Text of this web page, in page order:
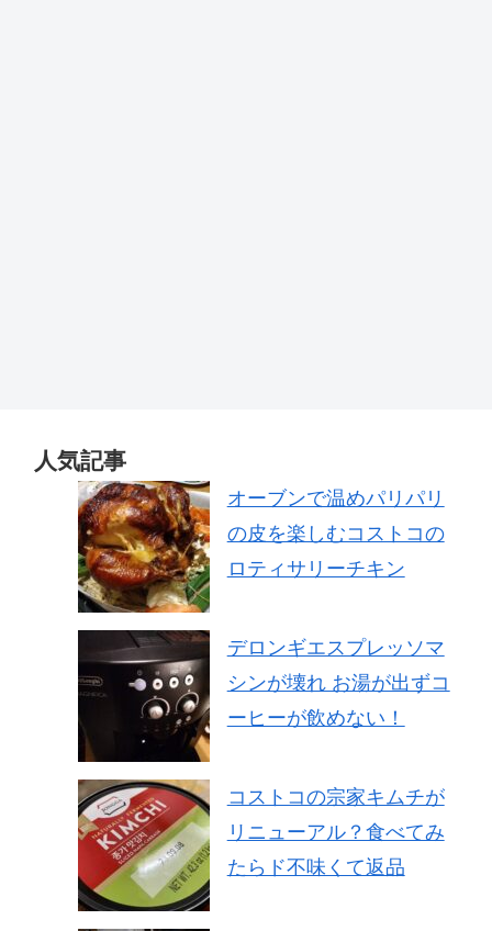
人気記事
オーブンで温めパリパリ
の皮を楽しむコストコの
ロティサリーチキン
デロンギエスプレッソマ
シンが壊れ お湯が出ずコ
ーヒーが飲めない！
コストコの宗家キムチが
リニューアル？食べてみ
たらド不味くて返品